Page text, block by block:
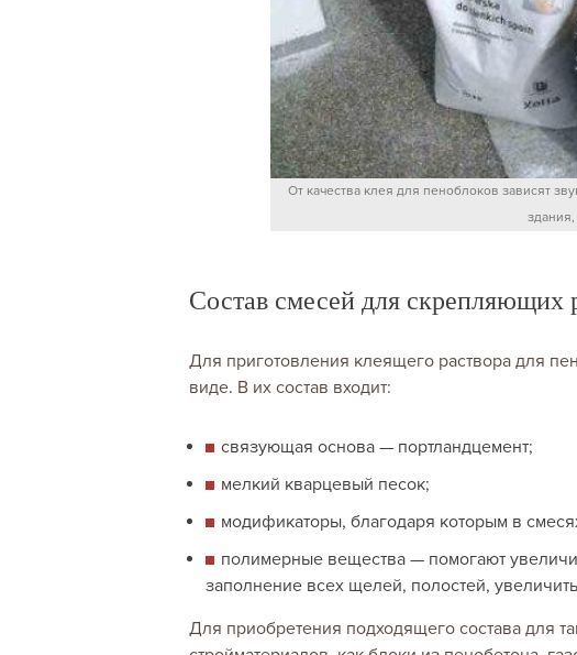
От качества клея для пеноблоков зависят
здания,
Состав смесей для скрепляющих
Для приготовления клеящего раствора для
виде. В их состав входит:
связующая основа — портландцемент;
мелкий кварцевый песок;
модификаторы, благодаря которым в
полимерные вещества — помогают
заполнение всех щелей, полостей,
Для приобретения подходящего состава для